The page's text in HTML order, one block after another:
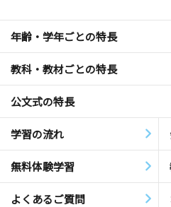
年齢・学年ごとの特長
教科・教材ごとの特長
公文式の特長
学習の流れ
無料体験学習
よくあるご質問